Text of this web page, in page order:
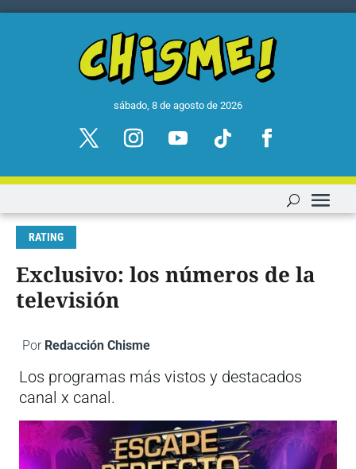
sábado, 8 de agosto de 2026
RATING
Exclusivo: los números de la
televisión
Por Redacción Chisme
Los programas más vistos y destacados
canal x canal.